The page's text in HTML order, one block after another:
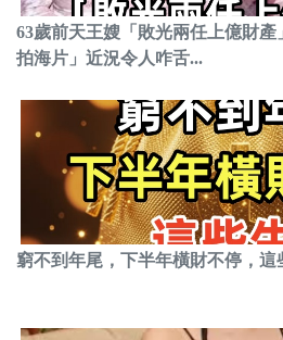
63歲前天王嫂「敗光兩任上億財產
拍海片」近況令人咋舌...
窮不到年尾，下半年橫財不停，這